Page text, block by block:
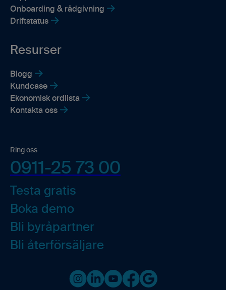
Onboarding & rådgivning
Driftstatus
Resurser
Blogg
Kundcase
Ekonomisk ordlista
Kontakta oss
Ring oss
0911-25 73 00
Testa gratis
Boka demo
Bli byråpartner
Bli återförsäljare
Instagram
LinkedInYoutubeFacebookGoogle business